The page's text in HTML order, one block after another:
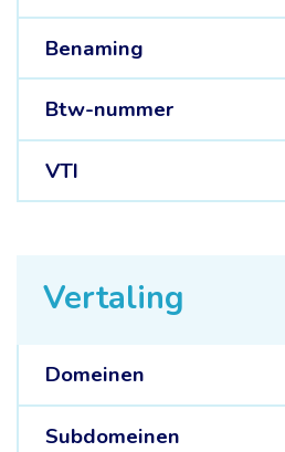
Benaming
Btw-nummer
VTI
Vertaling
Domeinen
Subdomeinen